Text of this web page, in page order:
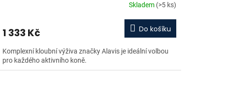
Skladem (>5 ks)
1 333 Kč Do košíku
Komplexní kloubní výživa značky Alavis je ideální volbou
pro každého aktivního koně.